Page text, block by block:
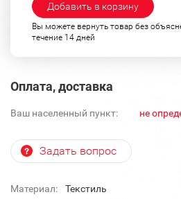
Добавить в корзину
Вы можете вернуть товар без
течение 14 дней
Оплата, доставка
Ваш населенный пункт: не
Задать вопрос
Материал:
Текстиль